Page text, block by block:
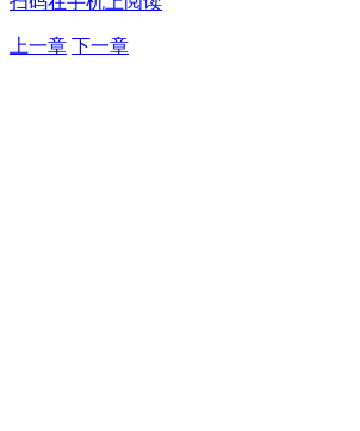
上一章 下一章